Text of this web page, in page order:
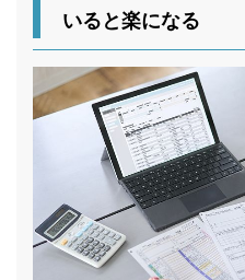
いると楽になる